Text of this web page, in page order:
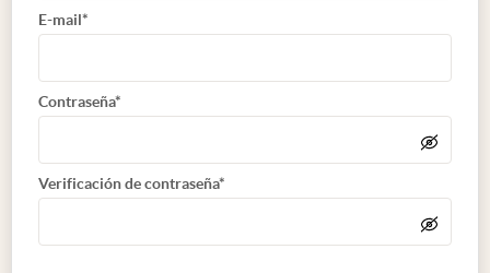
E-mail*
Contraseña*
Verificación de contraseña*